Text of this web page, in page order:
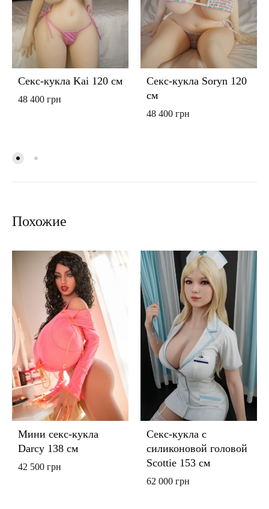
Секс-кукла Kai 120 см
48 400 грн
Секс-кукла Soryn 120
см
48 400 грн
Похожие
Мини секс-кукла
Darcy 138 см
42 500 грн
Секс-кукла с
силиконовой головой
Scottie 153 см
62 000 грн